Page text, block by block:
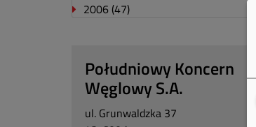
2006 (47)
Południowy Koncern
Węglowy S.A.
ul. Grunwaldzka 37